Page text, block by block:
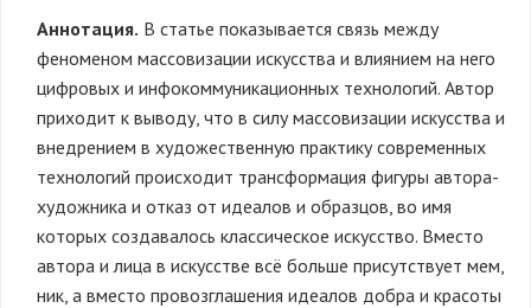
Аннотация. В статье показывается связь между
феноменом массовизации искусства и влиянием на него
цифровых и инфокоммуникационных технологий. Автор
приходит к выводу, что в силу массовизации искусства и
внедрением в художественную практику современных
технологий происходит трансформация фигуры автора-
художника и отказ от идеалов и образцов, во имя
которых создавалось классическое искусство. Вместо
автора и лица в искусстве всё больше присутствует мем,
ник, а вместо провозглашения идеалов добра и красоты